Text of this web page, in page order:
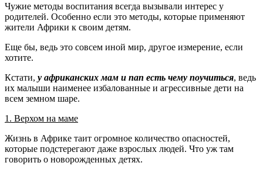
Чужие методы воспитания всегда вызывали интерес у
родителей. Особенно если это методы, которые применяют
жители Африки к своим детям.
Еще бы, ведь это совсем иной мир, другое измерение, если
хотите.
Кстати, у африканских мам и пап есть чему поучиться, ведь
их малыши наименее избалованные и агрессивные дети на
всем земном шаре.
1. Верхом на маме
Жизнь в Африке таит огромное количество опасностей,
которые подстерегают даже взрослых людей. Что уж там
говорить о новорожденных детях.